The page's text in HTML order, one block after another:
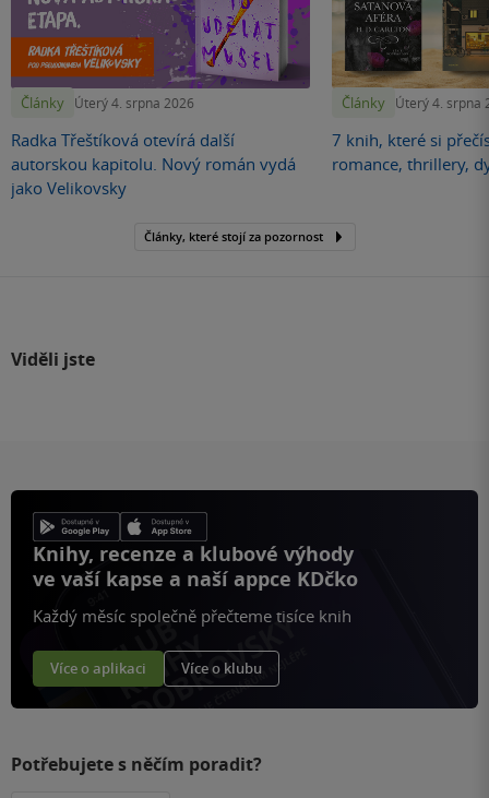
Články Úterý 4. srpna 2026
Radka Třeštíková otevírá další
autorskou kapitolu. Nový román vydá
jako Velikovsky
Články Úterý 4. srpna
7 knih, které si
romance, thrillery,
Články, které stojí za pozornost
Viděli jste
Knihy, recenze a klubové výhody
ve vaší kapse a naší appce KDčko
Každý měsíc společně přečteme tisíce knih
Více o aplikaci Více o klubu
Potřebujete s něčím poradit?